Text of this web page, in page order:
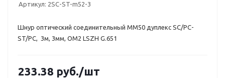
Артикул: 2SC-ST-m52-3
Шнур оптический соединительный MM50 дуплекс SC/PC-
ST/PC, 3м, 3мм, ОМ2 LSZH G.651
233.38 руб./шт